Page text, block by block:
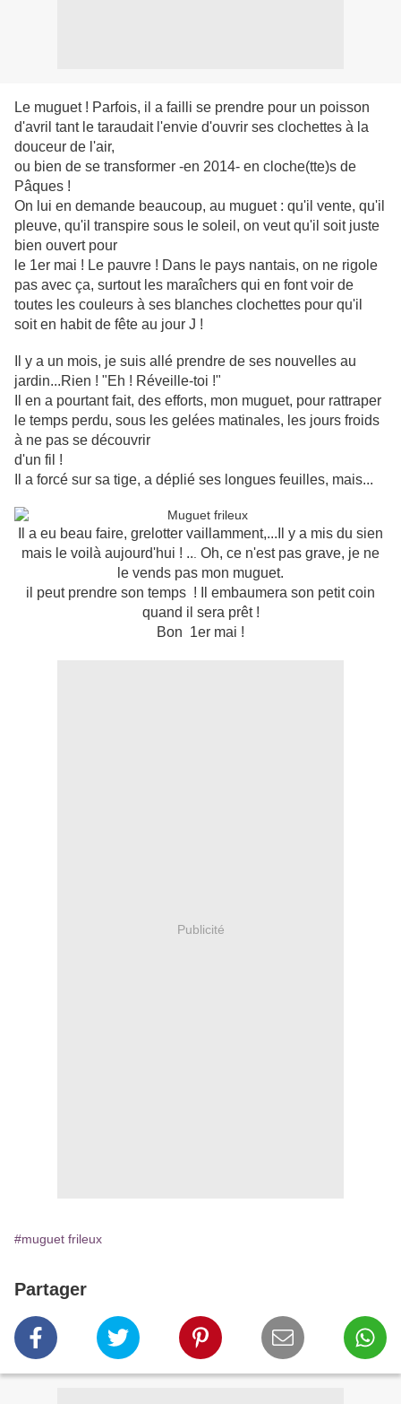
Le muguet ! Parfois, il a failli se prendre pour un poisson
d'avril tant le taraudait l'envie d'ouvrir ses clochettes à la
douceur de l'air,
ou bien de se transformer -en 2014- en cloche(tte)s de
Pâques !
On lui en demande beaucoup, au muguet : qu'il vente, qu'il
pleuve, qu'il transpire sous le soleil, on veut qu'il soit juste
bien ouvert pour
le 1er mai ! Le pauvre ! Dans le pays nantais, on ne rigole
pas avec ça, surtout les maraîchers qui en font voir de
toutes les couleurs à ses blanches clochettes pour qu'il
soit en habit de fête au jour J !
Il y a un mois, je suis allé prendre de ses nouvelles au
jardin...Rien ! "Eh ! Réveille-toi !"
Il en a pourtant fait, des efforts, mon muguet, pour rattraper
le temps perdu, sous les gelées matinales, les jours froids
à ne pas se découvrir
d'un fil !
Il a forcé sur sa tige, a déplié ses longues feuilles, mais...
Il a eu beau faire, grelotter vaillamment,...Il y a mis du sien
mais le voilà aujourd'hui ! .. Oh, ce n'est pas grave, je ne
le vends pas mon muguet.
il peut prendre son temps ! Il embaumera son petit coin
quand il sera prêt !
Bon 1er mai !
Publicité
#muguet frileux
Partager